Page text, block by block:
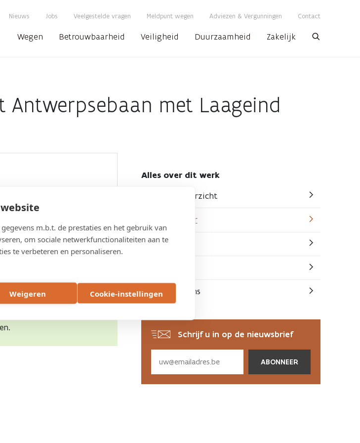
m.b.t. de prestaties en het gebruik van
om sociale netwerkfunctionaliteiten aan te
te verbeteren en personaliseren.
Weigeren Cookie-instellingen
Nieuws Jobs Veelgestelde vragen Meldpunt wegen Adviezen & Vergunningen Contact
Wegen Betrouwbaarheid Veiligheid Duurzaamheid Zakelijk
met Laageind
Laageind (N111) zijn
Alles over dit werk
Algemeen overzicht
Actuele hinder
Werf in beeld
Contacteer ons
Schrijf u in op de nieuwsbrief
via
email